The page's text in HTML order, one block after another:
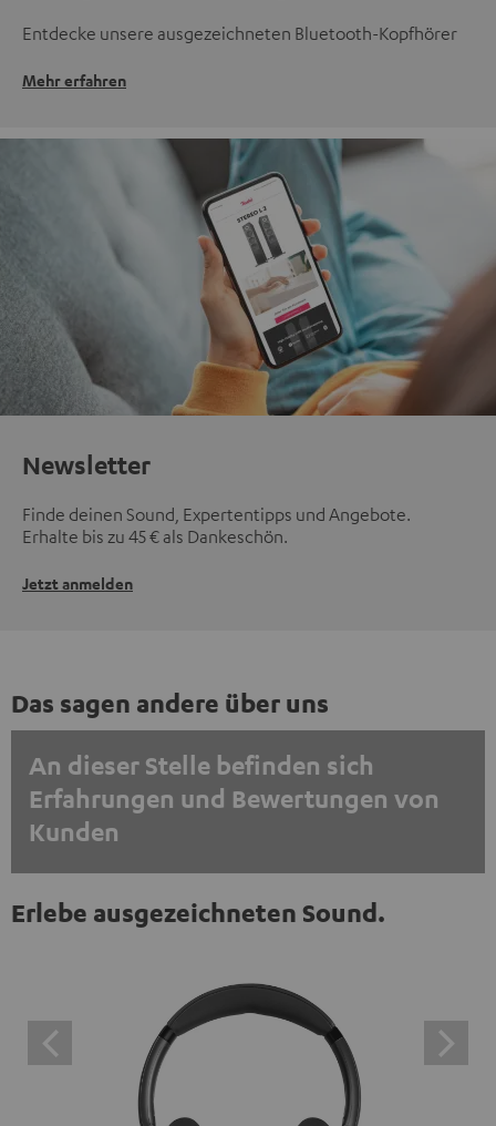
Entdecke unsere ausgezeichneten Bluetooth-Kopfhörer
Mehr erfahren
Newsletter
Finde deinen Sound, Expertentipps und Angebote.
Erhalte bis zu 45 € als Dankeschön.
Jetzt anmelden
Das sagen andere über uns
An dieser Stelle befinden sich
Erfahrungen und Bewertungen von
Kunden
EINMALIG ZUSTIMMEN UND ANZEIGEN
Trustpilot‑Bewertungen sind externe Inhalte. Der
externe Inhalt kann hier mit nur einem Klick angezeigt
werden. Mit dem Anklicken des Inhalts wird zugestimmt,
dass externe Inhalte angezeigt werden. Dabei können
personenbezogene Daten an Drittplattformen
Erlebe ausgezeichneten Sound.